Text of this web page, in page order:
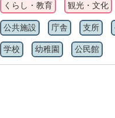
くらし・教育 観光・文化
公共施設 庁舎 支所
学校 幼稚園 公民館